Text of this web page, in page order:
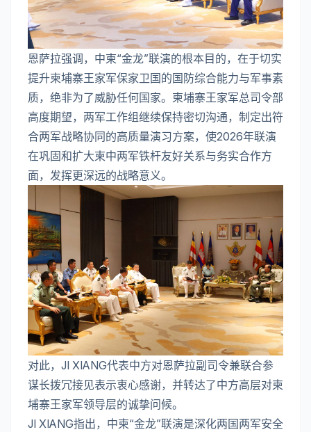
恩萨拉强调，中柬“金龙”联演的根本目的，在于切实
提升柬埔寨王家军保家卫国的国防综合能力与军事素
质，绝非为了威胁任何国家。柬埔寨王家军总司令部
高度期望，两军工作组继续保持密切沟通，制定出符
合两军战略协同的高质量演习方案，使2026年联演
在巩固和扩大柬中两军铁杆友好关系与务实合作方
面，发挥更深远的战略意义。
对此，JI XIANG代表中方对恩萨拉副司令兼联合参
谋长拨冗接见表示衷心感谢，并转达了中方高层对柬
埔寨王家军领导层的诚挚问候。
JI XIANG指出，中柬“金龙”联演是深化两国两军安全